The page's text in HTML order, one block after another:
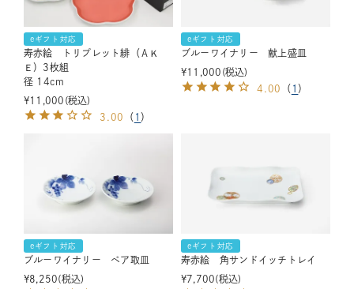
eギフト対応
寿赤絵 トリプレット緋（ＡＫ
Ｅ）3枚組
径 14cm
¥11,000 税込
3.00
（ 1 ）
eギフト対応
ブルーワイナリー 献上盛皿
¥11,000 税込
4.00
（ 1 ）
eギフト対応
ブルーワイナリー ペア取皿
¥8,250 税込
eギフト対応
寿赤絵 角サンドイッチトレイ
¥7,700 税込